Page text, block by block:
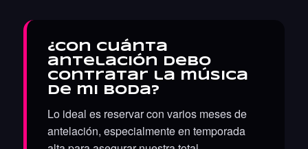
¿Con cuánta
antelación debo
contratar la música
de mi boda?
Lo ideal es reservar con varios meses de
antelación, especialmente en temporada